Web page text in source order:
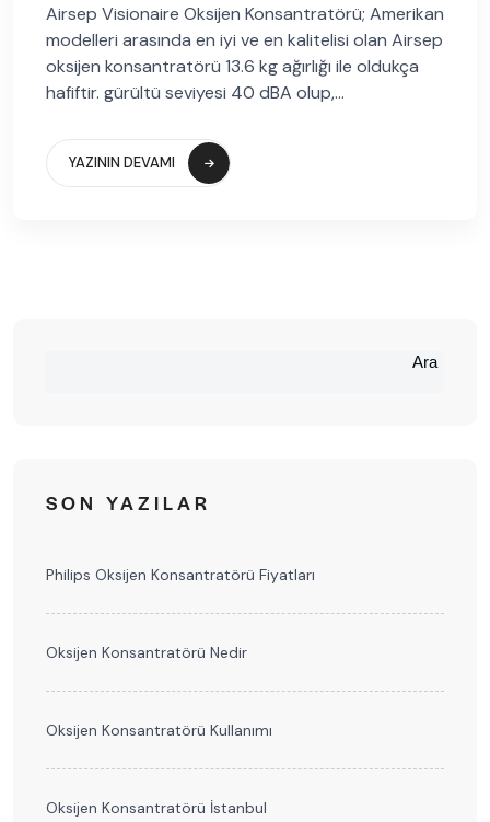
Airsep Visionaire Oksijen Konsantratörü; Amerikan
modelleri arasında en iyi ve en kalitelisi olan Airsep
oksijen konsantratörü 13.6 kg ağırlığı ile oldukça
hafiftir. gürültü seviyesi 40 dBA olup,...
YAZININ DEVAMI
Ara
SON YAZILAR
Philips Oksijen Konsantratörü Fiyatları
Oksijen Konsantratörü Nedir
Oksijen Konsantratörü Kullanımı
Oksijen Konsantratörü İstanbul